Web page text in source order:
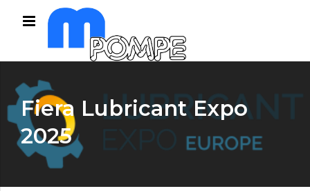
Fiera Lubricant Expo
2025